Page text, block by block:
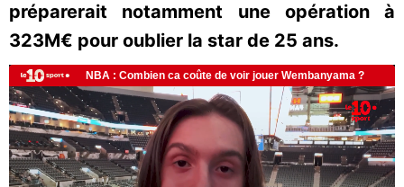
préparerait notamment une opération à
323M€ pour oublier la star de 25 ans.